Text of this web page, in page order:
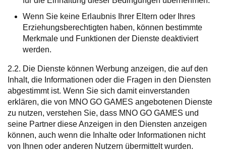
Wenn Sie keine Erlaubnis Ihrer Eltern oder Ihres
Erziehungsberechtigten haben, können bestimmte
Merkmale und Funktionen der Dienste deaktiviert
werden.
2.2. Die Dienste können Werbung anzeigen, die auf den
Inhalt, die Informationen oder die Fragen in den Diensten
abgestimmt ist. Wenn Sie sich damit einverstanden
erklären, die von MNO GO GAMES angebotenen Dienste
zu nutzen, verstehen Sie, dass MNO GO GAMES und
seine Partner diese Anzeigen in den Diensten anzeigen
können, auch wenn die Inhalte oder Informationen nicht
von Ihnen oder anderen Nutzern übermittelt wurden.